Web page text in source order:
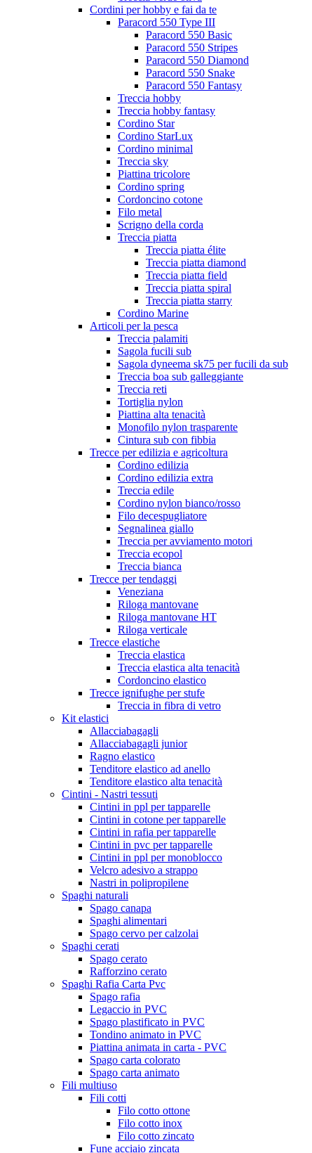
Cordini per hobby e fai da te
Paracord 550 Type III
Paracord 550 Basic
Paracord 550 Stripes
Paracord 550 Diamond
Paracord 550 Snake
Paracord 550 Fantasy
Treccia hobby
Treccia hobby fantasy
Cordino Star
Cordino StarLux
Cordino minimal
Treccia sky
Piattina tricolore
Cordino spring
Cordoncino cotone
Filo metal
Scrigno della corda
Treccia piatta
Treccia piatta élite
Treccia piatta diamond
Treccia piatta field
Treccia piatta spiral
Treccia piatta starry
Cordino Marine
Articoli per la pesca
Treccia palamiti
Sagola fucili sub
Sagola dyneema sk75 per fucili da sub
Treccia boa sub galleggiante
Treccia reti
Tortiglia nylon
Piattina alta tenacità
Monofilo nylon trasparente
Cintura sub con fibbia
Trecce per edilizia e agricoltura
Cordino edilizia
Cordino edilizia extra
Treccia edile
Cordino nylon bianco/rosso
Filo decespugliatore
Segnalinea giallo
Treccia per avviamento motori
Treccia ecopol
Treccia bianca
Trecce per tendaggi
Veneziana
Riloga mantovane
Riloga mantovane HT
Riloga verticale
Trecce elastiche
Treccia elastica
Treccia elastica alta tenacità
Cordoncino elastico
Trecce ignifughe per stufe
Treccia in fibra di vetro
Kit elastici
Allacciabagagli
Allacciabagagli junior
Ragno elastico
Tenditore elastico ad anello
Tenditore elastico alta tenacità
Cintini - Nastri tessuti
Cintini in ppl per tapparelle
Cintini in cotone per tapparelle
Cintini in rafia per tapparelle
Cintini in pvc per tapparelle
Cintini in ppl per monoblocco
Velcro adesivo a strappo
Nastri in polipropilene
Spaghi naturali
Spago canapa
Spaghi alimentari
Spago cervo per calzolai
Spaghi cerati
Spago cerato
Rafforzino cerato
Spaghi Rafia Carta Pvc
Spago rafia
Legaccio in PVC
Spago plastificato in PVC
Tondino animato in PVC
Piattina animata in carta - PVC
Spago carta colorato
Spago carta animato
Fili multiuso
Fili cotti
Filo cotto ottone
Filo cotto inox
Filo cotto zincato
Fune acciaio zincata